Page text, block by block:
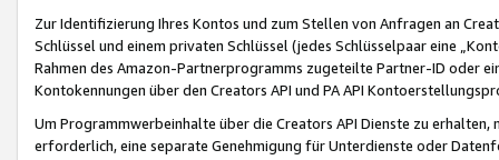
Zur Identifizierung Ihres Kontos und zum Stellen von Anfragen an
Schlüssel und einem privaten Schlüssel (jedes Schlüsselpaar eine
Rahmen des Amazon-Partnerprogramms zugeteilte Partner-ID oder
Kontokennungen über den Creators API und PA API
Um Programmwerbeinhalte über die Creators API Dienste zu
erforderlich, eine separate Genehmigung für Unterdienste oder